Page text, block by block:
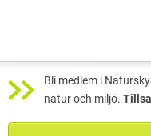
Bli medlem i
natur och miljö.